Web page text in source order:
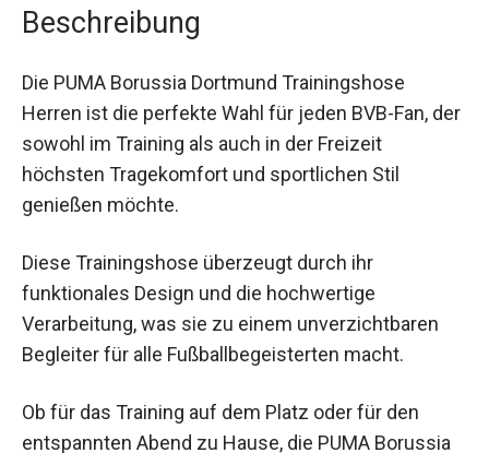
Beschreibung
Die PUMA Borussia Dortmund Trainingshose
Herren ist die perfekte Wahl für jeden BVB-Fan,
der sowohl im Training als auch in der Freizeit
höchsten Tragekomfort und sportlichen Stil
genießen möchte.
Diese Trainingshose überzeugt durch ihr
funktionales Design und die hochwertige
Verarbeitung, was sie zu einem unverzichtbaren
Begleiter für alle Fußballbegeisterten macht.
Ob für das Training auf dem Platz oder für den